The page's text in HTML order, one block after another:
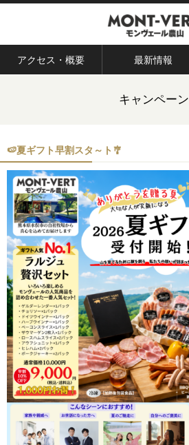
アクセス・概要 最新情報
キャンペーン
🍉夏ギフト早割スタ～ト🎐